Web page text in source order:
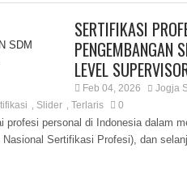
SERTIFIKASI
PENGEMBANGAN
LEVEL
Feb 04, 2026 Jogja
Slider Terlaris 0
profesi personal di Indonesia dalam
Sertifikasi Profesi), dan